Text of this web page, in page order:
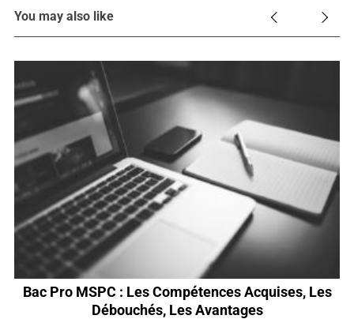
You may also like
Bac Pro MSPC : Les Compétences Acquises, Les
Débouchés, Les Avantages